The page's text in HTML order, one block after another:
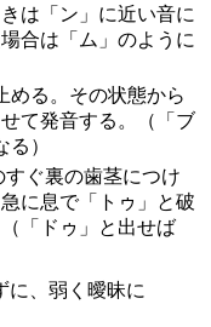
は「ン」に近い音に
合は「ム」のように
める。その状態から
て発音する。（「ブ
）
すぐ裏の歯茎につけ
に息で「トゥ」と破
「ドゥ」と出せば
に、弱く曖昧に